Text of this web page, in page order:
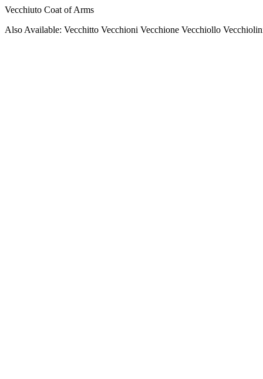
Vecchiuto Coat of Arms
Also Available: Vecchitto Vecchioni Vecchione Vecchiollo